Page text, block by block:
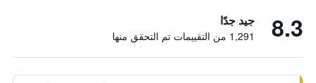
8.3 جيد جدًا
1,291 من التقييمات تم التحقق منها